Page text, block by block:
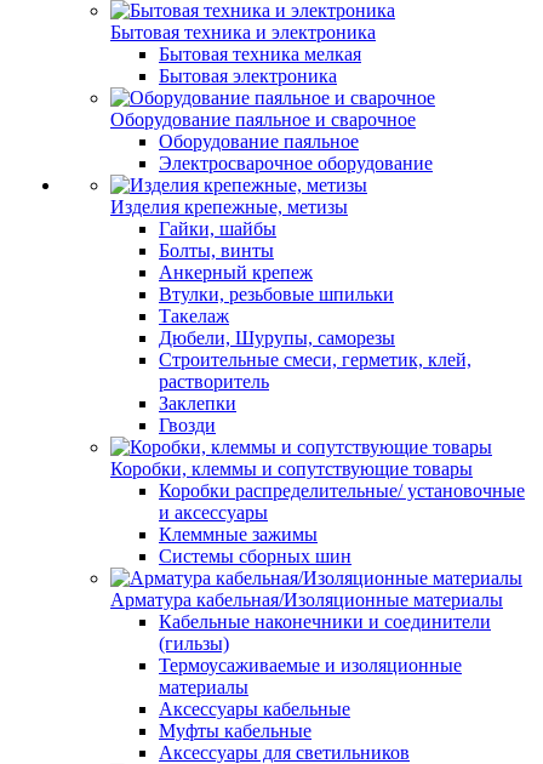
Бытовая техника и электроника
Бытовая техника мелкая
Бытовая электроника
Оборудование паяльное и сварочное
Оборудование паяльное
Электросварочное оборудование
Изделия крепежные, метизы
Гайки, шайбы
Болты, винты
Анкерный крепеж
Втулки, резьбовые шпильки
Такелаж
Дюбели, Шурупы, саморезы
Строительные смеси, герметик, клей,
растворитель
Заклепки
Гвозди
Коробки, клеммы и сопутствующие товары
Коробки распределительные/ установочные
и аксессуары
Клеммные зажимы
Системы сборных шин
Арматура кабельная/Изоляционные материалы
Кабельные наконечники и соединители
(гильзы)
Термоусаживаемые и изоляционные
материалы
Аксессуары кабельные
Муфты кабельные
Аксессуары для светильников